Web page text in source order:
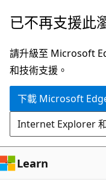
跳
主
要
內
跳
頁
面
內
覽
已不再支援此
請升級至 Microsoft
和技術支援。
下載 Microsoft
Internet Explorer
Learn